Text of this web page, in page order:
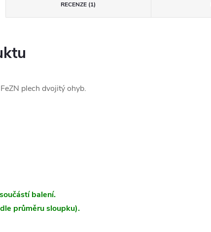
RECENZE (1)
plech dvojitý ohyb.
balení.
průměru sloupku).